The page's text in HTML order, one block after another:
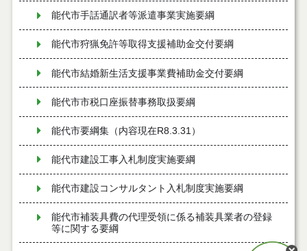
能代市手話通訳者等派遣事業実施要綱
能代市狩猟免許等取得支援補助金交付要綱
能代市結婚新生活支援事業費補助金交付要綱
能代市市税口座振替事務取扱要綱
能代市要綱集（内容現在R8.3.31）
能代市建設工事入札制度実施要綱
能代市建設コンサルタント入札制度実施要綱
能代市補装具費の代理受領に係る補装具業者の登録
等に関する要綱